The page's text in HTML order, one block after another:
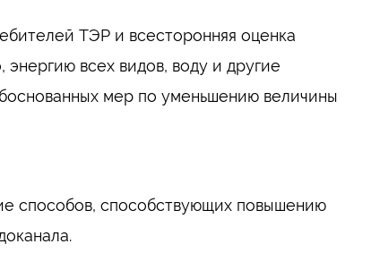
ТЭР и всесторонняя оценка
энергию всех видов, воду и другие
мер по уменьшению величины
способов, способствующих повышению